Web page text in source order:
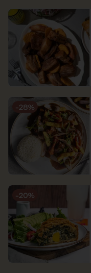
-28%
-20%